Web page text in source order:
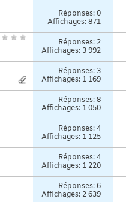
Réponses:0
Affichages: 871
Réponses: 2
Affichages: 3 992
Réponses: 3
Affichages: 1 169
Réponses:8
Affichages: 1 050
Réponses:4
Affichages: 1 125
Réponses:4
Affichages: 1 220
Réponses:6
Affichages: 2 639